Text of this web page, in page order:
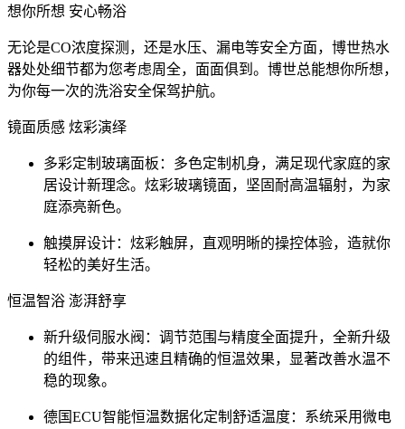
想你所想 安心畅浴
无论是CO浓度探测，还是水压、漏电等安全方面，博世热水
器处处细节都为您考虑周全，面面俱到。博世总能想你所想，
为你每一次的洗浴安全保驾护航。
镜面质感 炫彩演绎
多彩定制玻璃面板：多色定制机身，满足现代家庭的家
居设计新理念。炫彩玻璃镜面，坚固耐高温辐射，为家
庭添亮新色。
触摸屏设计：炫彩触屏，直观明晰的操控体验，造就你
轻松的美好生活。
恒温智浴 澎湃舒享
新升级伺服水阀：调节范围与精度全面提升，全新升级
的组件，带来迅速且精确的恒温效果，显著改善水温不
稳的现象。
德国ECU智能恒温数据化定制舒适温度：系统采用微电